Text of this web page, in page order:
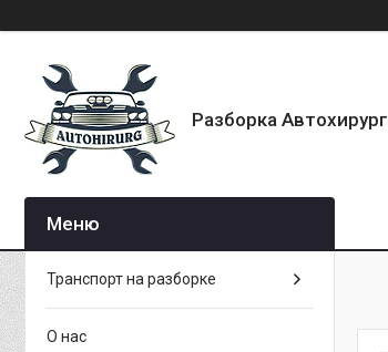
Разборка Автохирург
Транспорт на разборке
О нас